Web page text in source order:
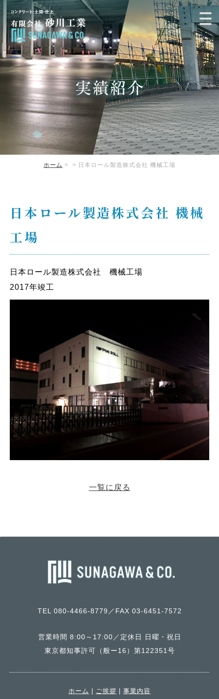
ホーム > > 日本ロール製造株式会社 機械工場
日本ロール製造株式会社 機械
工場
日本ロール製造株式会社 機械工場
2017年竣工
一覧に戻る
TEL 080-4466-8779／FAX 03-6451-7572
営業時間 8:00～17:00／定休日 日曜・祝日
東京都知事許可（般ー16）第122351号
ホーム | ご挨拶 | 事業内容